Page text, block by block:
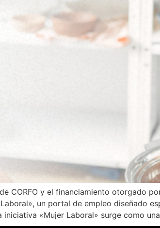
CORFO y el financiamiento otorgado
un portal de empleo diseñado
iniciativa «Mujer Laboral» surge como